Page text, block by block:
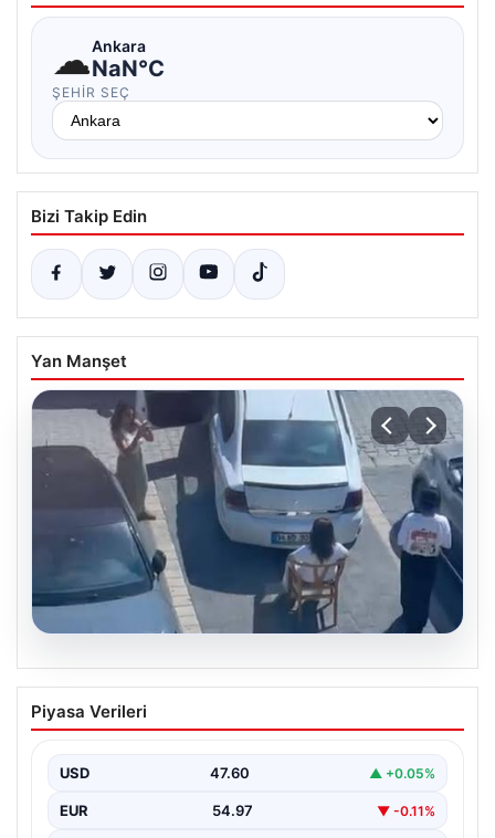
☁Ankara
NaN°C
ŞEHIR SEÇ
Bizi Takip Edin
Yan Manşet
05.08.2026
İlginç olay: Sandalye çekti, aracın park
etmesine izin vermedi
Otomobilin Park Etmesine Tepkili Çalışan Arasında
Gerginlik Yaşandı”,…
Piyasa Verileri
USD 47.60 ▲ +0.05%
EUR 54.97 ▼ -0.11%